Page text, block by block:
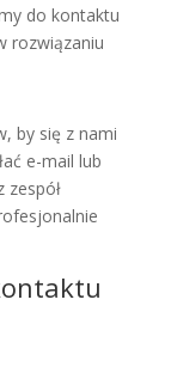
do kontaktu
rozwiązaniu
by się z nami
e-mail lub
zespół